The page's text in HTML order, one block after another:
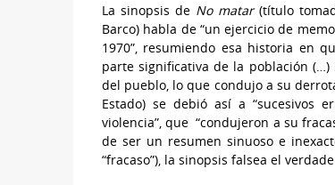
La sinopsis de No matar(título
Barco) habla de “un ejercicio de
1970”, resumiendo esa historia en
parte significativa de la población
del pueblo, lo que condujo a su
Estado) se debió así a “sucesivos
violencia”, que “condujeron a su
de ser un resumen sinuoso e
“fracaso”), la sinopsis falsea el